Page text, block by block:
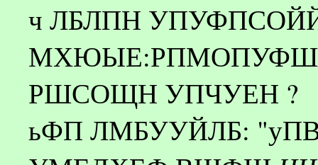
ч ЛБЛПН
РШСОЩН УПЧУЕН ?
ьФП ЛМБУУЙЛБ: